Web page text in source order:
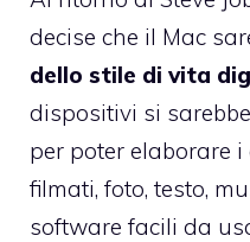
decise che il Mac
dello stile di vita
dispositivi si
per poter elaborare
filmati, foto, testo,
software facili da